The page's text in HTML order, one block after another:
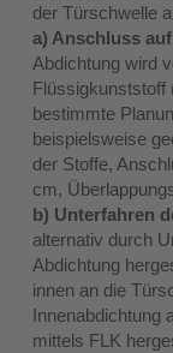
der Türschwelle
a) Anschluss
Abdichtung wird
Flüssigkunststoff
bestimmte
beispielsweise
der Stoffe,
cm,
b) Unterfahren
alternativ durch
Abdichtung
innen an die
Innenabdichtung
mittels FLK